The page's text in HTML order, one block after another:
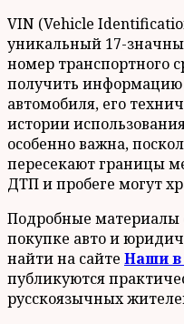
VIN (Vehicle
уникальный 17-
номер транспортного
получить
автомобиля, его
истории
особенно важна,
пересекают границы
ДТП и пробеге могут
Подробные
покупке авто и
найти на сайте Наши в
публикуются
русскоязычных